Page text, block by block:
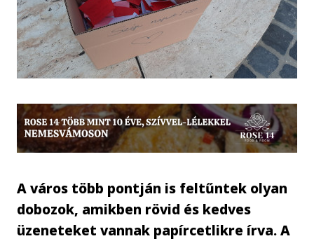
A város több pontján is feltűntek olyan
dobozok, amikben rövid és kedves
üzeneteket vannak papírcetlikre írva. A